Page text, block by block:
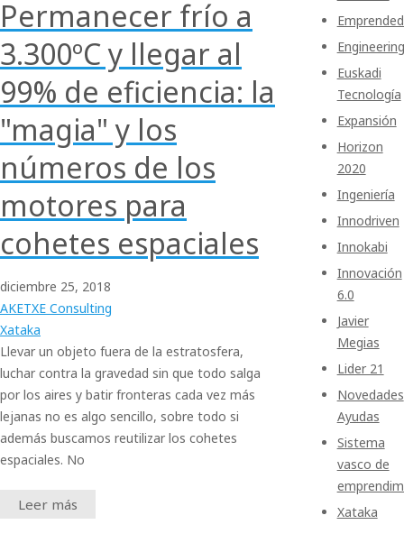
Permanecer frío a
3.300ºC y llegar al
99% de eficiencia: la
"magia" y los
números de los
motores para
cohetes espaciales
diciembre 25, 2018
AKETXE Consulting
Xataka
Llevar un objeto fuera de la estratosfera,
luchar contra la gravedad sin que todo salga
por los aires y batir fronteras cada vez más
lejanas no es algo sencillo, sobre todo si
además buscamos reutilizar los cohetes
espaciales. No
Leer más
Engineering
Euskadi
Tecnología
Expansión
Horizon
2020
Ingeniería
Innodriven
Innokabi
Innovación
6.0
Javier
Megias
Lider 21
Novedades
Ayudas
Sistema
vasco de
Xataka